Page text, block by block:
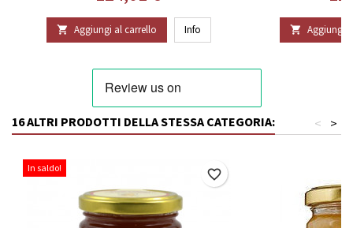
 Aggiungi al carrello Info  Aggiungi
16 ALTRI PRODOTTI DELLA STESSA CATEGORIA: >
<
In saldo! favorite_border